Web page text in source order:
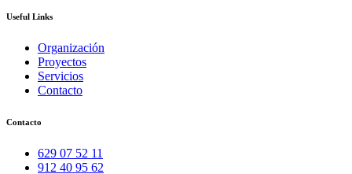
Useful Links
Organización
Proyectos
Servicios
Contacto
Contacto
629 07 52 11
912 40 95 62